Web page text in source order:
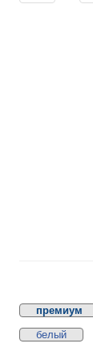
премиум
белый